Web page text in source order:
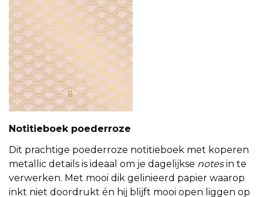
Notitieboek poederroze
Dit prachtige poederroze notitieboek met koperen
metallic details is ideaal om je dagelijkse notesin te
verwerken. Met mooi dik gelinieerd papier waarop
inkt niet doordrukt én hij blijft mooi open liggen op